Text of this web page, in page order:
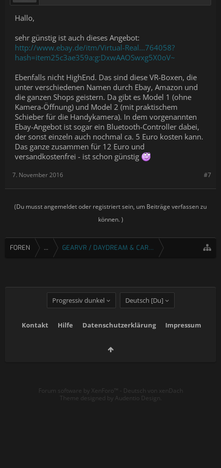
Hallo,
sehr günstig ist auch dieses Angebot:
http://www.ebay.de/itm/Virtual-Real...764058?
hash=item25c3ae359a:g:DxwAAOSwxg5X0oV~
Ebenfalls nicht HighEnd. Das sind diese VR-Boxen, die
unter verschiedenen Namen durch Ebay, Amazon und
die ganzen Shops geistern. Da gibt es Model 1 (ohne
Kamera-Öffnung) und Model 2 (mit praktischem
Schieber für die Handykamera). In dem vorgenannten
Ebay-Angebot ist sogar ein Bluetooth-Controller dabei,
der sonst einzeln auch nochmal ca. 5 Euro kosten kann.
Das ganze zusammen für 12 Euro und
versandkostenfrei - ist schon günstig
#7
7. November 2016
(Du musst angemeldet oder registriert sein, um Beiträge verfassen zu
können. )
FOREN ... GEARVR / DAYDREAM & CARDBOARD
Progressiv dunkel Deutsch [Du]
Kontakt Hilfe Datenschutzerklärung Impressum
Forum software by XenForo™ - Deutsch von xenDach
Theme designed by Audentio Design.